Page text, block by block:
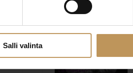
Salli valinta